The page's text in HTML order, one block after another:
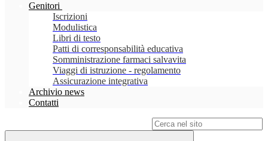
Genitori
Iscrizioni
Modulistica
Libri di testo
Patti di corresponsabilità educativa
Somministrazione farmaci salvavita
Viaggi di istruzione - regolamento
Assicurazione integrativa
Archivio news
Contatti